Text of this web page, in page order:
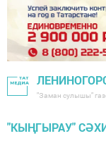
"Заман сулышы"
"КЫҢГЫРАУ"